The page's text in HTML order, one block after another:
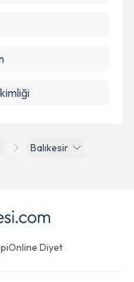
Balıkesir
Online Diyet